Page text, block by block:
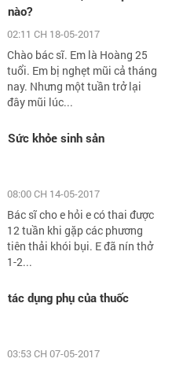
nào?
02:11 CH 18-05-2017
Chào bác sĩ. Em là Hoàng 25
tuổi. Em bị nghẹt mũi cả tháng
nay. Nhưng một tuần trở lại
đây mũi lúc...
Sức khỏe sinh sản
08:00 CH 14-05-2017
Bác sĩ cho e hỏi e có thai được
12 tuần khi gặp các phương
tiên thải khói bụi. E đã nín thở
1-2...
tác dụng phụ của thuốc
03:53 CH 07-05-2017